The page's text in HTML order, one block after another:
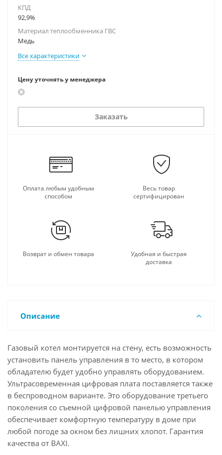
КПД
92,9%
Материал теплообменника ГВС
Медь
Все характеристики
Цену уточнять у менеджера
Заказать
Оплата любым удобным
способом
Весь товар
сертифицирован
Возврат и обмен товара
Удобная и быстрая
доставка
Описание
Газовый котел монтируется на стену, есть возможность
установить панель управления в то место, в котором
обладателю будет удобно управлять оборудованием.
Ультрасовременная цифровая плата поставляется также
в беспроводном варианте. Это оборудование третьего
поколения со съемной цифровой панелью управления
обеспечивает комфортную температуру в доме при
любой погоде за окном без лишних хлопот. Гарантия
качества от BAXI.